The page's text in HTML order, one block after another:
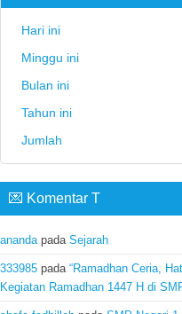
Hari ini
Minggu ini
Bulan ini
Tahun ini
Jumlah
💌 Komentar T
ananda pada Sejarah
333985 pada “Ramadhan Ceria,
Kegiatan Ramadhan 1447 H di